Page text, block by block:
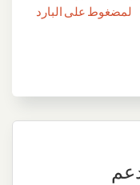
لمضغوط على البارد